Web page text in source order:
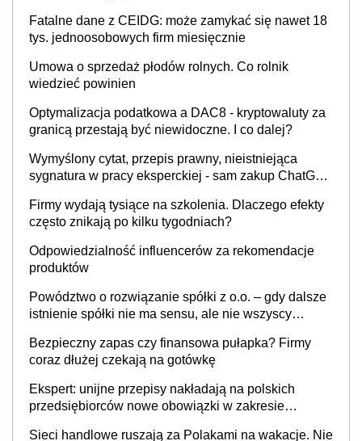
Fatalne dane z CEIDG: może zamykać się nawet 18
tys. jednoosobowych firm miesięcznie
Umowa o sprzedaż płodów rolnych. Co rolnik
wiedzieć powinien
Optymalizacja podatkowa a DAC8 - kryptowaluty za
granicą przestają być niewidoczne. I co dalej?
Wymyślony cytat, przepis prawny, nieistniejąca
sygnatura w pracy eksperckiej - sam zakup ChatGPT
Firmy wydają tysiące na szkolenia. Dlaczego efekty
często znikają po kilku tygodniach?
Odpowiedzialność influencerów za rekomendacje
produktów
Powództwo o rozwiązanie spółki z o.o. – gdy dalsze
istnienie spółki nie ma sensu, ale nie wszyscy
Bezpieczny zapas czy finansowa pułapka? Firmy
coraz dłużej czekają na gotówkę
Ekspert: unijne przepisy nakładają na polskich
przedsiębiorców nowe obowiązki w zakresie
Sieci handlowe ruszają za Polakami na wakacje. Nie